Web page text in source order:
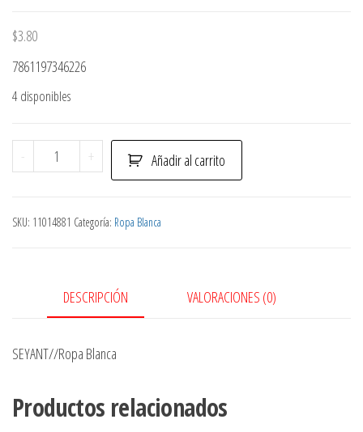
$3.80
7861197346226
4 disponibles
-
Formador
Lycra
T32
+ Añadir al carrito
SKU: 11014881 Categoría: Ropa Blanca
DESCRIPCIÓN VALORACIONES (0)
SEYANT//Ropa Blanca
Productos relacionados